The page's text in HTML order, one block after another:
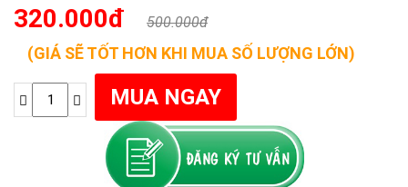
320.000đ 500.000đ
(GIÁ SẼ TỐT HƠN KHI MUA SỐ LƯỢNG LỚN)